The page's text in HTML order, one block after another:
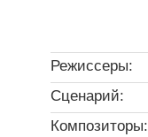
Режиссеры:
Сценарий:
Композиторы: